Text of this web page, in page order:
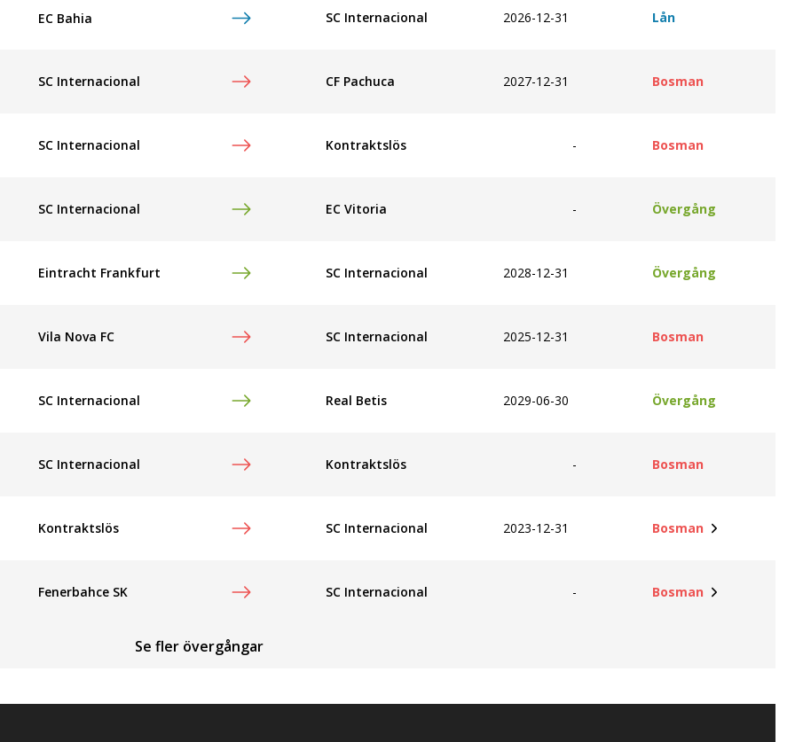
EC Bahia SC Internacional 2026-12-31 Lån
SC Internacional CF Pachuca 2027-12-31 Bosman
SC Internacional Kontraktslös - Bosman
SC Internacional EC Vitoria - Övergång
Eintracht Frankfurt SC Internacional 2028-12-31 Övergång
Vila Nova FC SC Internacional 2025-12-31 Bosman
SC Internacional Real Betis 2029-06-30 Övergång
SC Internacional Kontraktslös - Bosman
Kontraktslös SC Internacional 2023-12-31 Bosman
Fenerbahce SK SC Internacional - Bosman
Se fler övergångar